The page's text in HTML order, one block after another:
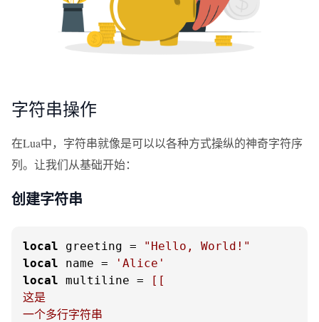
字符串操作
在Lua中，字符串就像是可以以各种方式操纵的神奇字符序
列。让我们从基础开始：
创建字符串
local greeting =
"Hello, World!"
local name =
'Alice'
local multiline =
[[
这是
一个多行字符串